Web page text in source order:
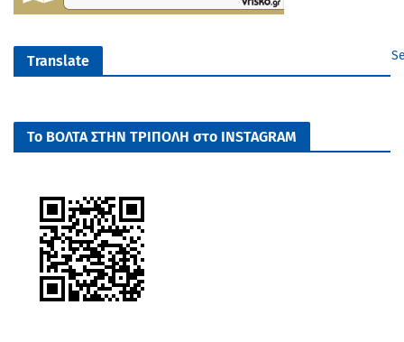
Translate
Το ΒΟΛΤΑ ΣΤΗΝ ΤΡΙΠΟΛΗ στο INSTAGRAM